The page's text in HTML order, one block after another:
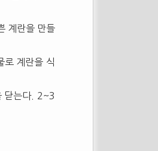
계란을 만들
로 계란을 식
닫는다. 2~3